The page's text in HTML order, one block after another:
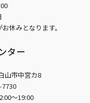
休みとなります。
ター
山市中宮カ8
～19:00